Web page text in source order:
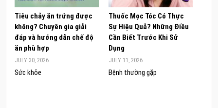
Tiêu chảy ăn trứng được
không? Chuyên gia giải
đáp và hướng dẫn chế độ
ăn phù hợp
JULY 30, 2026
Sức khỏe
Thuốc Mọc Tóc Có Thực
Sự Hiệu Quả? Những Điều
Cần Biết Trước Khi Sử
Dụng
JULY 11, 2026
Bệnh thường gặp